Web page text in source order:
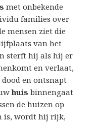
met onbekende
families over
mensen ziet die
van het
sterft hij als hij er
en verlaat,
en ontsnapt
huis binnengaat
de huizen op
is, wordt hij rijk,